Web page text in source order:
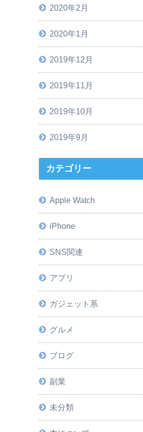
2020年2月
2020年1月
2019年12月
2019年11月
2019年10月
2019年9月
カテゴリー
Apple Watch
iPhone
SNS関連
アプリ
ガジェット系
グルメ
ブログ
副業
未分類